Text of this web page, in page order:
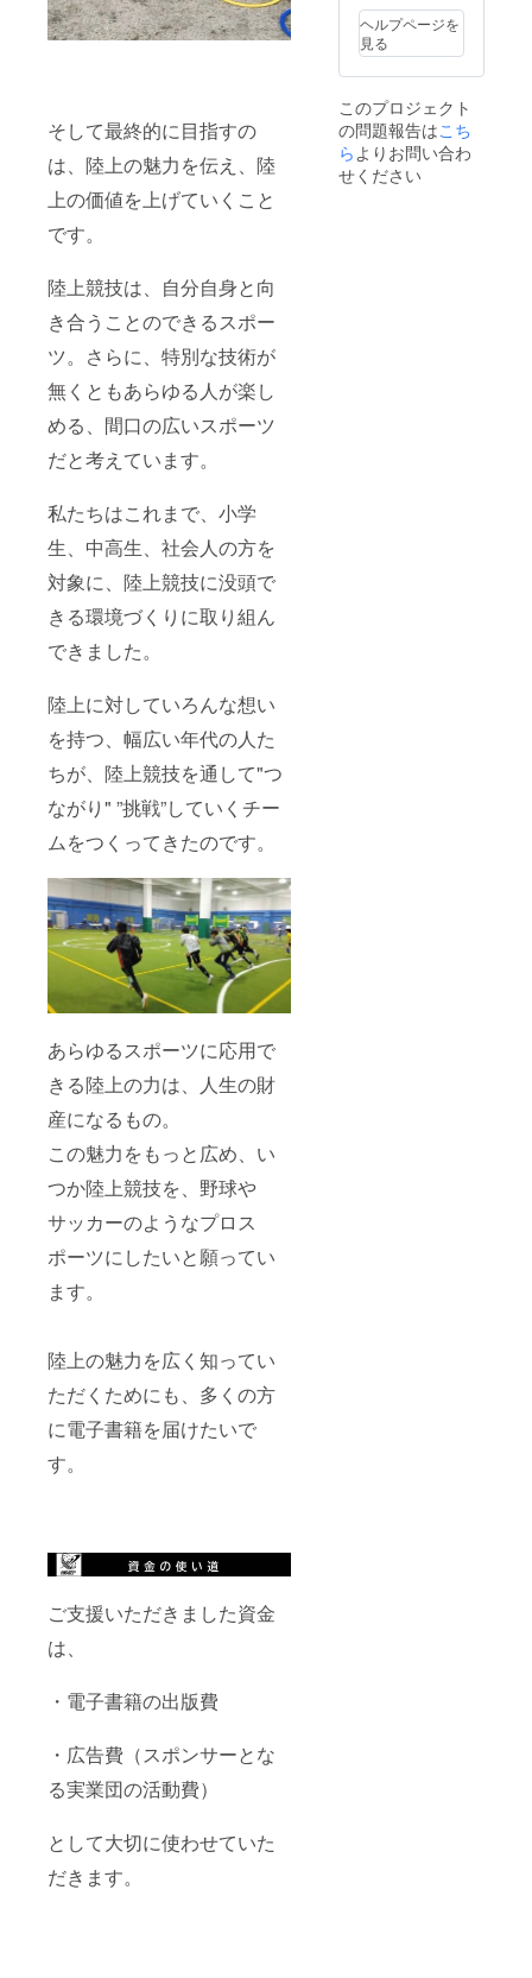
そして最終的に目指すの
は、陸上の魅力を伝え、陸
上の価値を上げていくこと
です。
陸上競技は、自分自身と向
き合うことのできるスポー
ツ。さらに、特別な技術が
無くともあらゆる人が楽し
める、間口の広いスポーツ
だと考えています。
私たちはこれまで、小学
生、中高生、社会人の方を
対象に、陸上競技に没頭で
きる環境づくりに取り組ん
できました。
陸上に対していろんな想い
を持つ、幅広い年代の人た
ちが、陸上競技を通して"つ
ながり" ”挑戦”していくチー
ムをつくってきたのです。
あらゆるスポーツに応用で
きる陸上の力は、人生の財
産になるもの。
この魅力をもっと広め、い
つか陸上競技を、野球や
サッカーのようなプロス
ポーツにしたいと願ってい
ます。
陸上の魅力を広く知ってい
ただくためにも、多くの方
に電子書籍を届けたいで
す。
ご支援いただきました資金
は、
・電子書籍の出版費
・広告費（スポンサーとな
る実業団の活動費）
として大切に使わせていた
だきます。
」につ
いて》
創部初
年度の
年、全
日本実
業団選
手権に
て
2023年
3月まで
です。
ヘルプページを
見る
このプロジェクト
の問題報告はこち
らよりお問い合わ
せください